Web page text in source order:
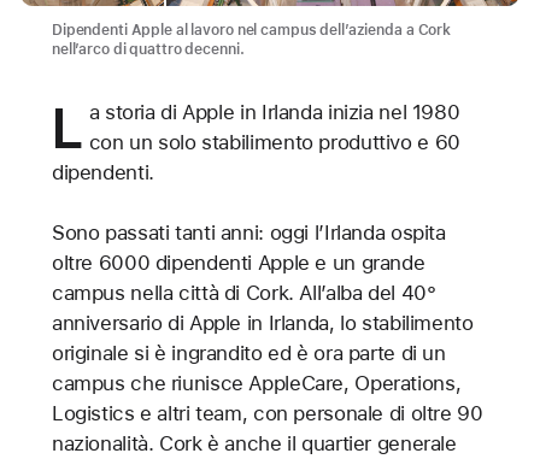
Dipendenti Apple al lavoro nel campus dell’azienda a Cork
nell’arco di quattro decenni.
L a storia di Apple in Irlanda inizia nel 1980
con un solo stabilimento produttivo e 60
dipendenti.
Sono passati tanti anni: oggi l’Irlanda ospita
oltre 6000 dipendenti Apple e un grande
campus nella città di Cork. All’alba del 40°
anniversario di Apple in Irlanda, lo stabilimento
originale si è ingrandito ed è ora parte di un
campus che riunisce AppleCare, Operations,
Logistics e altri team, con personale di oltre 90
nazionalità. Cork è anche il quartier generale